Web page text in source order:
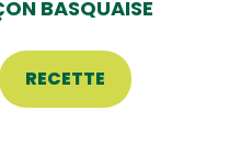
BASQUAISE
RECETTE